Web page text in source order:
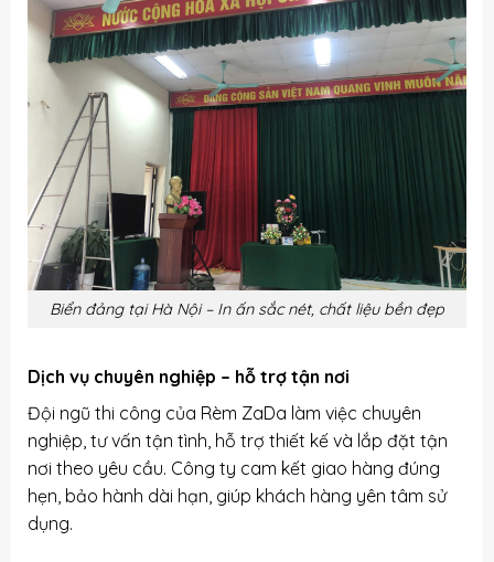
Biển đảng tại Hà Nội – In ấn sắc nét, chất liệu bền đẹp
Dịch vụ chuyên nghiệp – hỗ trợ tận nơi
Đội ngũ thi công của Rèm ZaDa làm việc chuyên
nghiệp, tư vấn tận tình, hỗ trợ thiết kế và lắp đặt tận
nơi theo yêu cầu. Công ty cam kết giao hàng đúng
hẹn, bảo hành dài hạn, giúp khách hàng yên tâm sử
dụng.